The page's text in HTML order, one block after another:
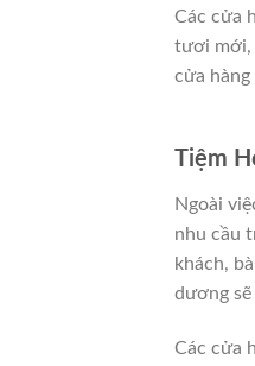
Các cửa
tươi mới,
cửa hàng
Tiệm
Ngoài
nhu cầu
khách,
dương
Các cửa